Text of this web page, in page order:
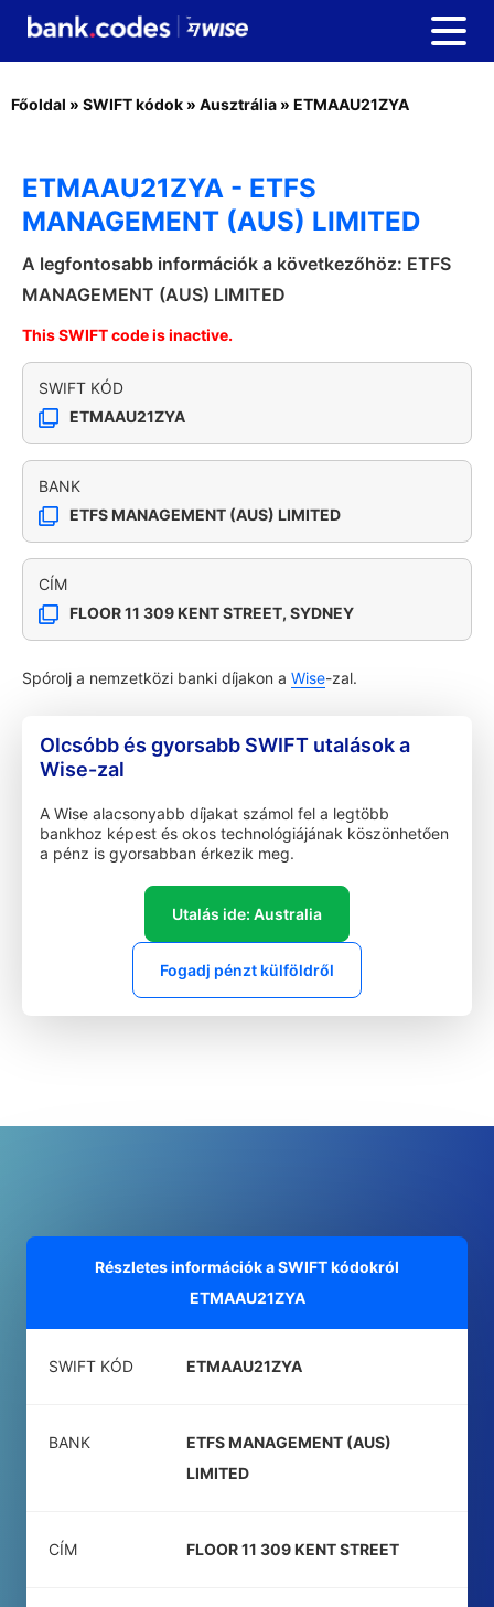
Főoldal » SWIFT kódok » Ausztrália » ETMAAU21ZYA
ETMAAU21ZYA - ETFS
MANAGEMENT (AUS) LIMITED
A legfontosabb információk a következőhöz: ETFS
MANAGEMENT (AUS) LIMITED
This SWIFT code is inactive.
SWIFT KÓD
ETMAAU21ZYA
BANK
ETFS MANAGEMENT (AUS) LIMITED
CÍM
FLOOR 11 309 KENT STREET, SYDNEY
Spórolj a nemzetközi banki díjakon a Wise-zal.
Olcsóbb és gyorsabb SWIFT utalások a
Wise-zal
A Wise alacsonyabb díjakat számol fel a legtöbb
bankhoz képest és okos technológiájának köszönhetően
a pénz is gyorsabban érkezik meg.
Utalás ide: Australia
Fogadj pénzt külföldről
Részletes információk a SWIFT kódokról
ETMAAU21ZYA
SWIFT KÓD ETMAAU21ZYA
BANK
ETFS MANAGEMENT (AUS)
LIMITED
CÍM FLOOR 11 309 KENT STREET